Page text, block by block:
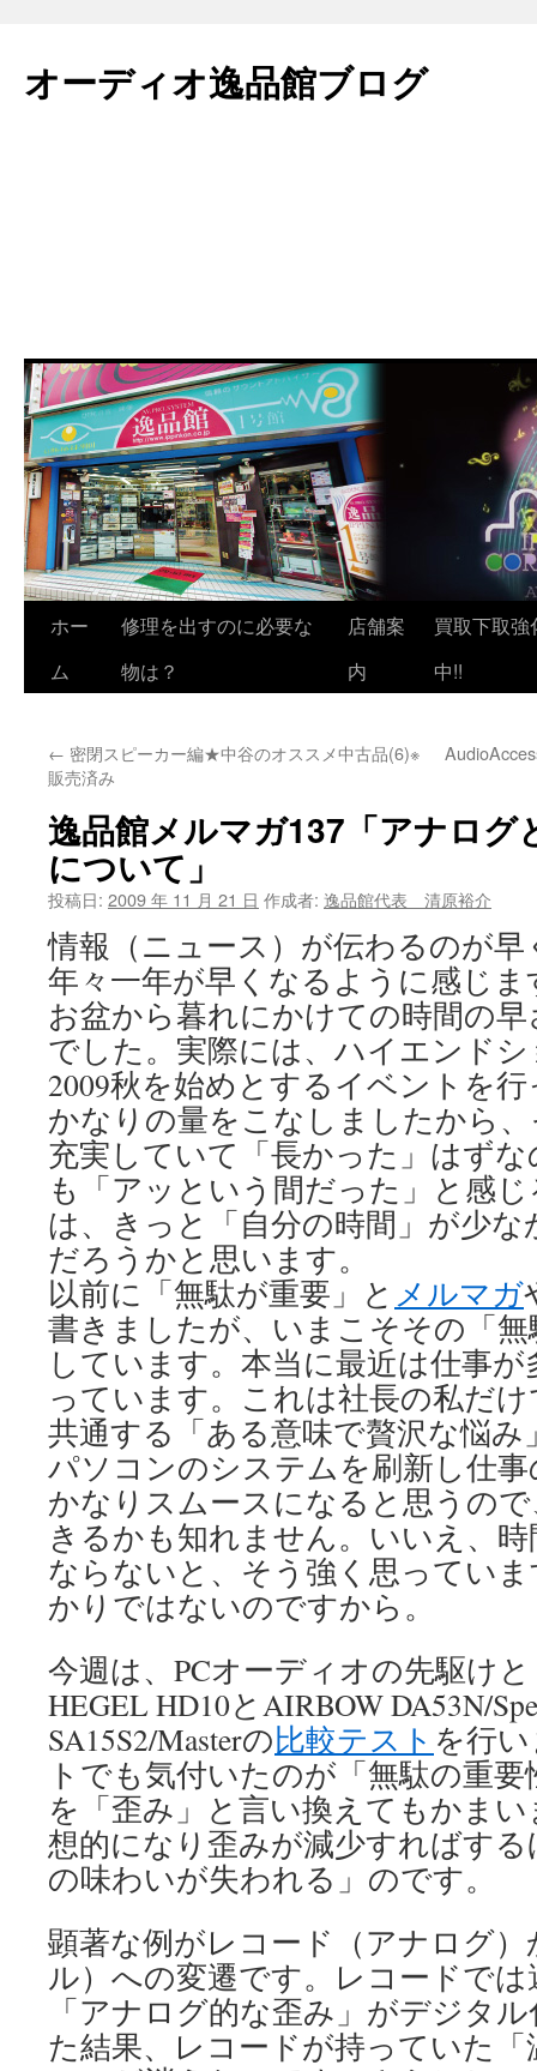
テ
ン
オーディオ逸品館ブログ
ホー
ム
修理を出すのに必要な
物は？
店舗案
内
買取下取強
中!!
← 密閉スピーカー編★中谷のオススメ中古品(6)※
販売済み
逸品館メルマガ137「アナログ
について」
投稿日: 2009 年 11 月 21 日 作成者: 逸品館代表 清原裕介
情報（ニュース）が伝わるのが
年々一年が早くなるように感じ
お盆から暮れにかけての時間の
でした。実際には、ハイエンド
2009秋を始めとするイベントを
かなりの量をこなしましたから
充実していて「長かった」はず
も「アッという間だった」と感
は、きっと「自分の時間」が少
だろうかと思います。
以前に「無駄が重要」と メルマガ
書きましたが、いまこそその「
しています。本当に最近は仕事
っています。これは社長の私だ
共通する「ある意味で贅沢な悩
パソコンのシステムを刷新し仕
かなりスムースになると思うの
きるかも知れません。いいえ、
ならないと、そう強く思ってい
かりではないのですから。
今週は、PCオーディオの先駆け
HEGEL HD10とAIRBOW DA53N/
SA15S2/Masterの比較テスト を行
トでも気付いたのが「無駄の重
を「歪み」と言い換えてもかま
想的になり歪みが減少すればす
の味わいが失われる」のです。
顕著な例がレコード（アナログ
ル）への変遷です。レコードで
「アナログ的な歪み」がデジタ
た結果、レコードが持っていた